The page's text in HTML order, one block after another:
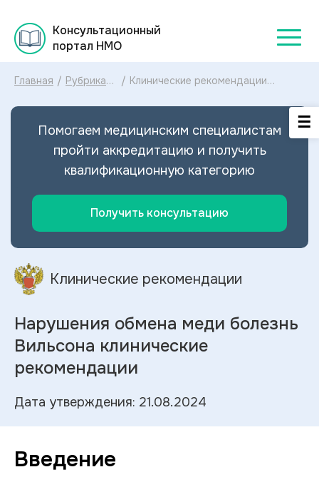
Консультационный
портал НМО
Главная / Рубрикатор
рекомендаций
/ Клинические рекомендации
Вильсона МКБ-10: диагностика и
болезни Вильсона 2024
Помогаем медицинским специалистам
пройти аккредитацию и получить
квалификационную категорию
Получить консультацию
Клинические рекомендации
Нарушения обмена меди болезнь
Вильсона клинические
рекомендации
Дата утверждения: 21.08.2024
Введение